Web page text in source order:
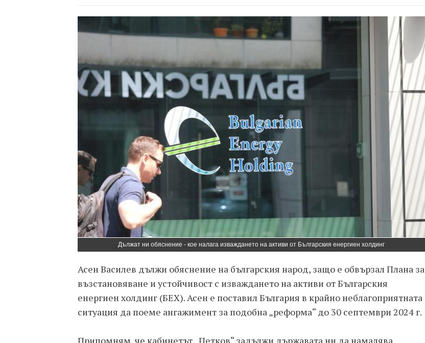
Дължат ни обяснение - кое налага изваждането на активи от Българския енергиен холдинг
Асен Василев дължи обяснение на българския народ, защо е обвързал Плана за
възстановяване и устойчивост с изваждането на активи от Българския
енергиен холдинг (БЕХ). Асен е поставил България в крайно неблагоприятната
ситуация да поеме ангажимент за подобна „реформа“ до 30 септември 2024 г.
Припомням, че кабинетът „Петков“ задължи държавата ни да намалява